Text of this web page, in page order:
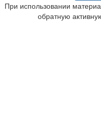
При использовании
обратную